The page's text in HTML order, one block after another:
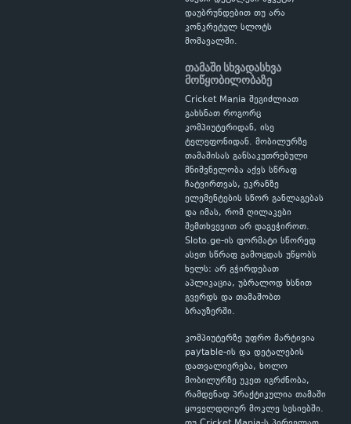
დაუბრუნდებით თუ არა
კონკრეტულ სლოტს
მომავალში.
თამაში სხვადასხვა
მოწყობილობაზე
Cricket Mania შეგიძლიათ
გახსნათ როგორც
კომპიუტერიდან, ისე
ტელეფონიდან. მობილურზე
თამაშისას განსაკუთრებული
მნიშვნელობა აქვს სწრაფ
ჩატვირთვას, ეკრანზე
ელემენტების სწორ განლაგებას
და იმას, რომ ღილაკები
შემთხვევით არ დაგეჭიროთ.
Sloto.ge-ის ფორმატი სწორედ
ასეთ სწრაფ გამოცდას უწყობს
ხელს: არ გჭირდებათ
აპლიკაცია, უბრალოდ ხსნით
გვერდს და თამაშობთ
ბრაუზერში.
კომპიუტერზე უფრო მარტივია
paytable-ის და დეტალების
დათვალიერება, ხოლო
მობილურზე უკეთ იგრძნობა,
რამდენად პრაქტიკულია თამაში
ყოველდღიურ მოკლე სესიებში.